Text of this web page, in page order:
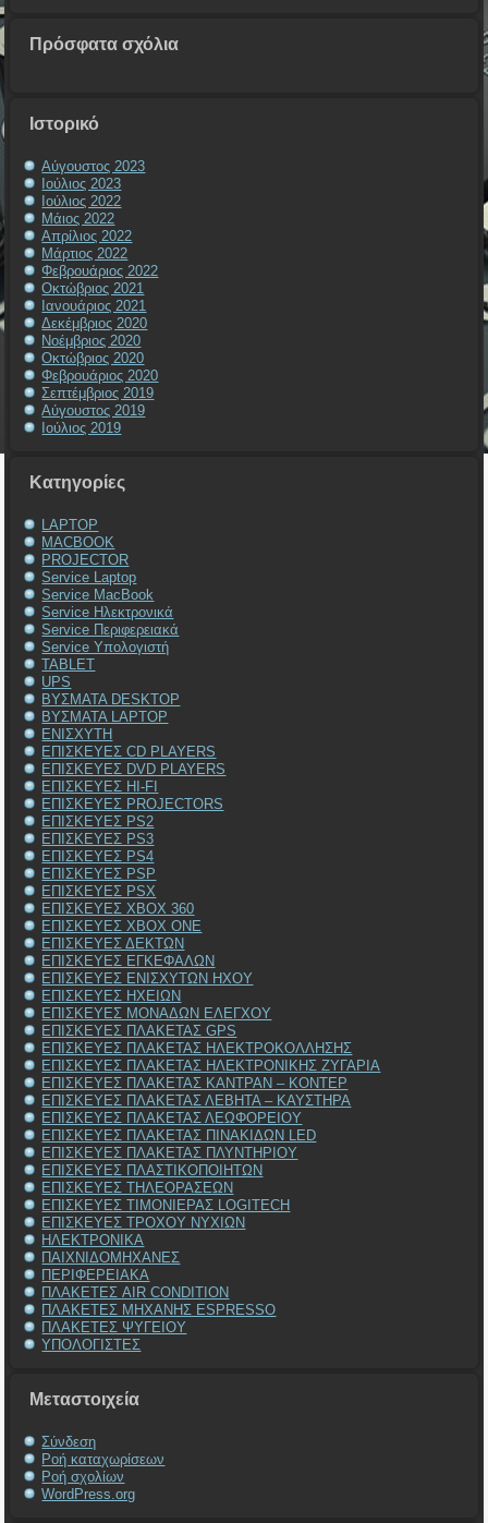
Πρόσφατα σχόλια
Ιστορικό
Αύγουστος 2023
Ιούλιος 2023
Ιούλιος 2022
Μάιος 2022
Απρίλιος 2022
Μάρτιος 2022
Φεβρουάριος 2022
Οκτώβριος 2021
Ιανουάριος 2021
Δεκέμβριος 2020
Νοέμβριος 2020
Οκτώβριος 2020
Φεβρουάριος 2020
Σεπτέμβριος 2019
Αύγουστος 2019
Ιούλιος 2019
Kατηγορίες
LAPTOP
MACBOOK
PROJECTOR
Service Laptop
Service MacBook
Service Ηλεκτρονικά
Service Περιφερειακά
Service Υπολογιστή
TABLET
UPS
ΒΥΣΜΑΤΑ DESKTOP
ΒΥΣΜΑΤΑ LAPTOP
ΕΝΙΣΧΥΤΗ
ΕΠΙΣΚΕΥΕΣ CD PLAYERS
ΕΠΙΣΚΕΥΕΣ DVD PLAYERS
ΕΠΙΣΚΕΥΕΣ HI-FI
ΕΠΙΣΚΕΥΕΣ PROJECTORS
ΕΠΙΣΚΕΥΕΣ PS2
ΕΠΙΣΚΕΥΕΣ PS3
ΕΠΙΣΚΕΥΕΣ PS4
ΕΠΙΣΚΕΥΕΣ PSP
ΕΠΙΣΚΕΥΕΣ PSX
ΕΠΙΣΚΕΥΕΣ XBOX 360
ΕΠΙΣΚΕΥΕΣ XBOX ONE
ΕΠΙΣΚΕΥΕΣ ΔΕΚΤΩΝ
ΕΠΙΣΚΕΥΕΣ ΕΓΚΕΦΑΛΩΝ
ΕΠΙΣΚΕΥΕΣ ΕΝΙΣΧΥΤΩΝ ΗΧΟΥ
ΕΠΙΣΚΕΥΕΣ ΗΧΕΙΩΝ
ΕΠΙΣΚΕΥΕΣ ΜΟΝΑΔΩΝ ΕΛΕΓΧΟΥ
ΕΠΙΣΚΕΥΕΣ ΠΛΑΚΕΤΑΣ GPS
ΕΠΙΣΚΕΥΕΣ ΠΛΑΚΕΤΑΣ ΗΛΕΚΤΡΟΚΟΛΛΗΣΗΣ
ΕΠΙΣΚΕΥΕΣ ΠΛΑΚΕΤΑΣ ΗΛΕΚΤΡΟΝΙΚΗΣ ΖΥΓΑΡΙΑ
ΕΠΙΣΚΕΥΕΣ ΠΛΑΚΕΤΑΣ ΚΑΝΤΡΑΝ – ΚΟΝΤΕΡ
ΕΠΙΣΚΕΥΕΣ ΠΛΑΚΕΤΑΣ ΛΕΒΗΤΑ – ΚΑΥΣΤΗΡΑ
ΕΠΙΣΚΕΥΕΣ ΠΛΑΚΕΤΑΣ ΛΕΩΦΟΡΕΙΟΥ
ΕΠΙΣΚΕΥΕΣ ΠΛΑΚΕΤΑΣ ΠΙΝΑΚΙΔΩΝ LED
ΕΠΙΣΚΕΥΕΣ ΠΛΑΚΕΤΑΣ ΠΛΥΝΤΗΡΙΟΥ
ΕΠΙΣΚΕΥΕΣ ΠΛΑΣΤΙΚΟΠΟΙΗΤΩΝ
ΕΠΙΣΚΕΥΕΣ ΤΗΛΕΟΡΑΣΕΩΝ
ΕΠΙΣΚΕΥΕΣ ΤΙΜΟΝΙΕΡΑΣ LOGITECH
ΕΠΙΣΚΕΥΕΣ ΤΡΟΧΟΥ ΝΥΧΙΩΝ
ΗΛΕΚΤΡΟΝΙΚΑ
ΠΑΙΧΝΙΔΟΜΗΧΑΝΕΣ
ΠΕΡΙΦΕΡΕΙΑΚΑ
ΠΛΑΚΕΤΕΣ AIR CONDITION
ΠΛΑΚΕΤΕΣ ΜΗΧΑΝΗΣ ESPRESSO
ΠΛΑΚΕΤΕΣ ΨΥΓΕΙΟΥ
ΥΠΟΛΟΓΙΣΤΕΣ
Μεταστοιχεία
Σύνδεση
Ροή καταχωρίσεων
Ροή σχολίων
WordPress.org